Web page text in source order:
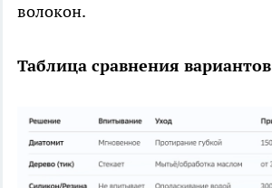
волокон.
Таблица сравнения вариантов